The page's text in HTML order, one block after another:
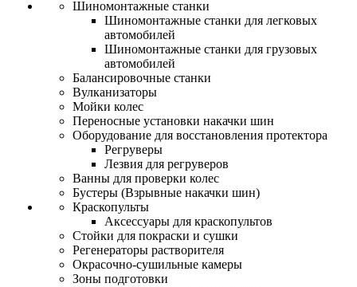
Шиномонтажные станки
Шиномонтажные станки для легковых
автомобилей
Шиномонтажные станки для грузовых
автомобилей
Балансировочные станки
Вулканизаторы
Мойки колес
Переносные установки накачки шин
Оборудование для восстановления протектора
Регруверы
Лезвия для регруверов
Ванны для проверки колес
Бустеры (Взрывные накачки шин)
Краскопульты
Аксессуары для краскопультов
Стойки для покраски и сушки
Регенераторы растворителя
Окрасочно-сушильные камеры
Зоны подготовки